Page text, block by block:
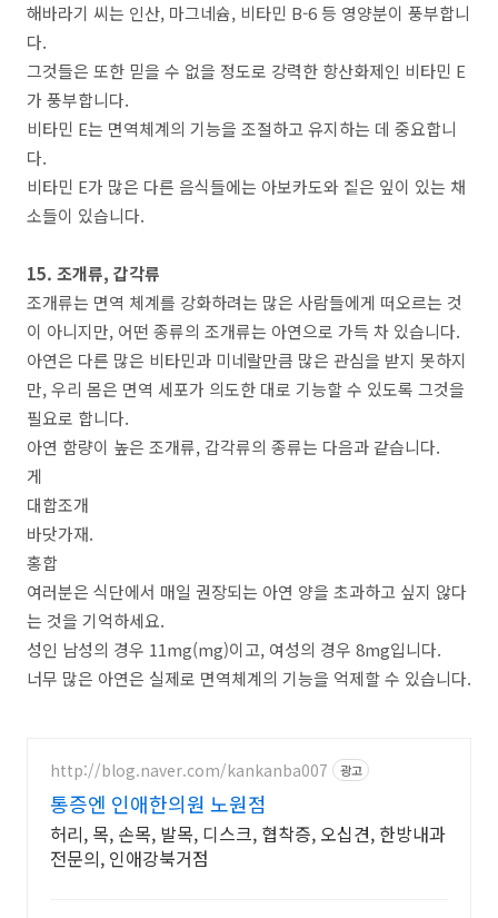
해바라기 씨는 인산, 마그네슘, 비타민 B-6 등 영양분이 풍부합니
다.
그것들은 또한 믿을 수 없을 정도로 강력한 항산화제인 비타민 E
가 풍부합니다.
비타민 E는 면역체계의 기능을 조절하고 유지하는 데 중요합니
다.
비타민 E가 많은 다른 음식들에는 아보카도와 짙은 잎이 있는 채
소들이 있습니다.
15. 조개류, 갑각류
조개류는 면역 체계를 강화하려는 많은 사람들에게 떠오르는 것
이 아니지만, 어떤 종류의 조개류는 아연으로 가득 차 있습니다.
아연은 다른 많은 비타민과 미네랄만큼 많은 관심을 받지 못하지
만, 우리 몸은 면역 세포가 의도한 대로 기능할 수 있도록 그것을
필요로 합니다.
아연 함량이 높은 조개류, 갑각류의 종류는 다음과 같습니다.
게
대합조개
바닷가재.
홍합
여러분은 식단에서 매일 권장되는 아연 양을 초과하고 싶지 않다
는 것을 기억하세요.
성인 남성의 경우 11mg(mg)이고, 여성의 경우 8mg입니다.
너무 많은 아연은 실제로 면역체계의 기능을 억제할 수 있습니다.
http://blog.naver.com/kankanba007 광고
통증엔 인애한의원 노원점
허리, 목, 손목, 발목, 디스크, 협착증, 오십견, 한방내과
전문의, 인애강북거점